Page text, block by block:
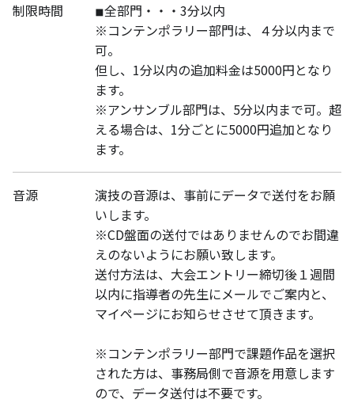
制限時間
◾︎全部門・・・3分以内
※コンテンポラリー部門は、４分以内まで
可。
但し、1分以内の追加料金は5000円となり
ます。
※アンサンブル部門は、5分以内まで可。超
える場合は、1分ごとに5000円追加となり
ます。
音源
演技の音源は、事前にデータで送付をお願
いします。
※CD盤面の送付ではありませんのでお間違
えのないようにお願い致します。
送付方法は、大会エントリー締切後１週間
以内に指導者の先生にメールでご案内と、
マイページにお知らせさせて頂きます。
※コンテンポラリー部門で課題作品を選択
された方は、事務局側で音源を用意します
ので、データ送付は不要です。